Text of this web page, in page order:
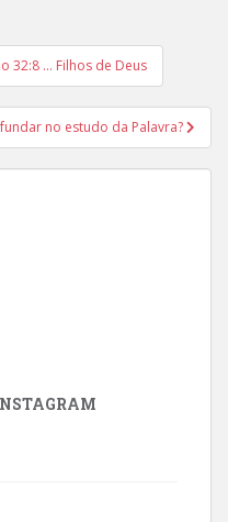
32:8 … Filhos de Deus
no estudo da Palavra?